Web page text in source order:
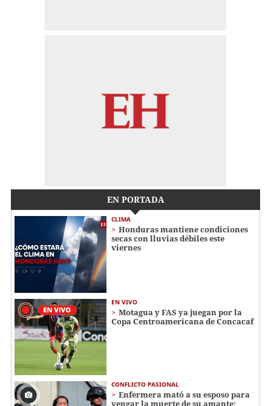
EN PORTADA
CLIMA
Honduras mantiene condiciones
secas con lluvias débiles este
viernes
EN VIVO
Motagua y FAS ya juegan por la
Copa Centroamericana de Concacaf
CONFLICTO PASIONAL
Enfermera mató a su esposo para
vengar la muerte de su amante: